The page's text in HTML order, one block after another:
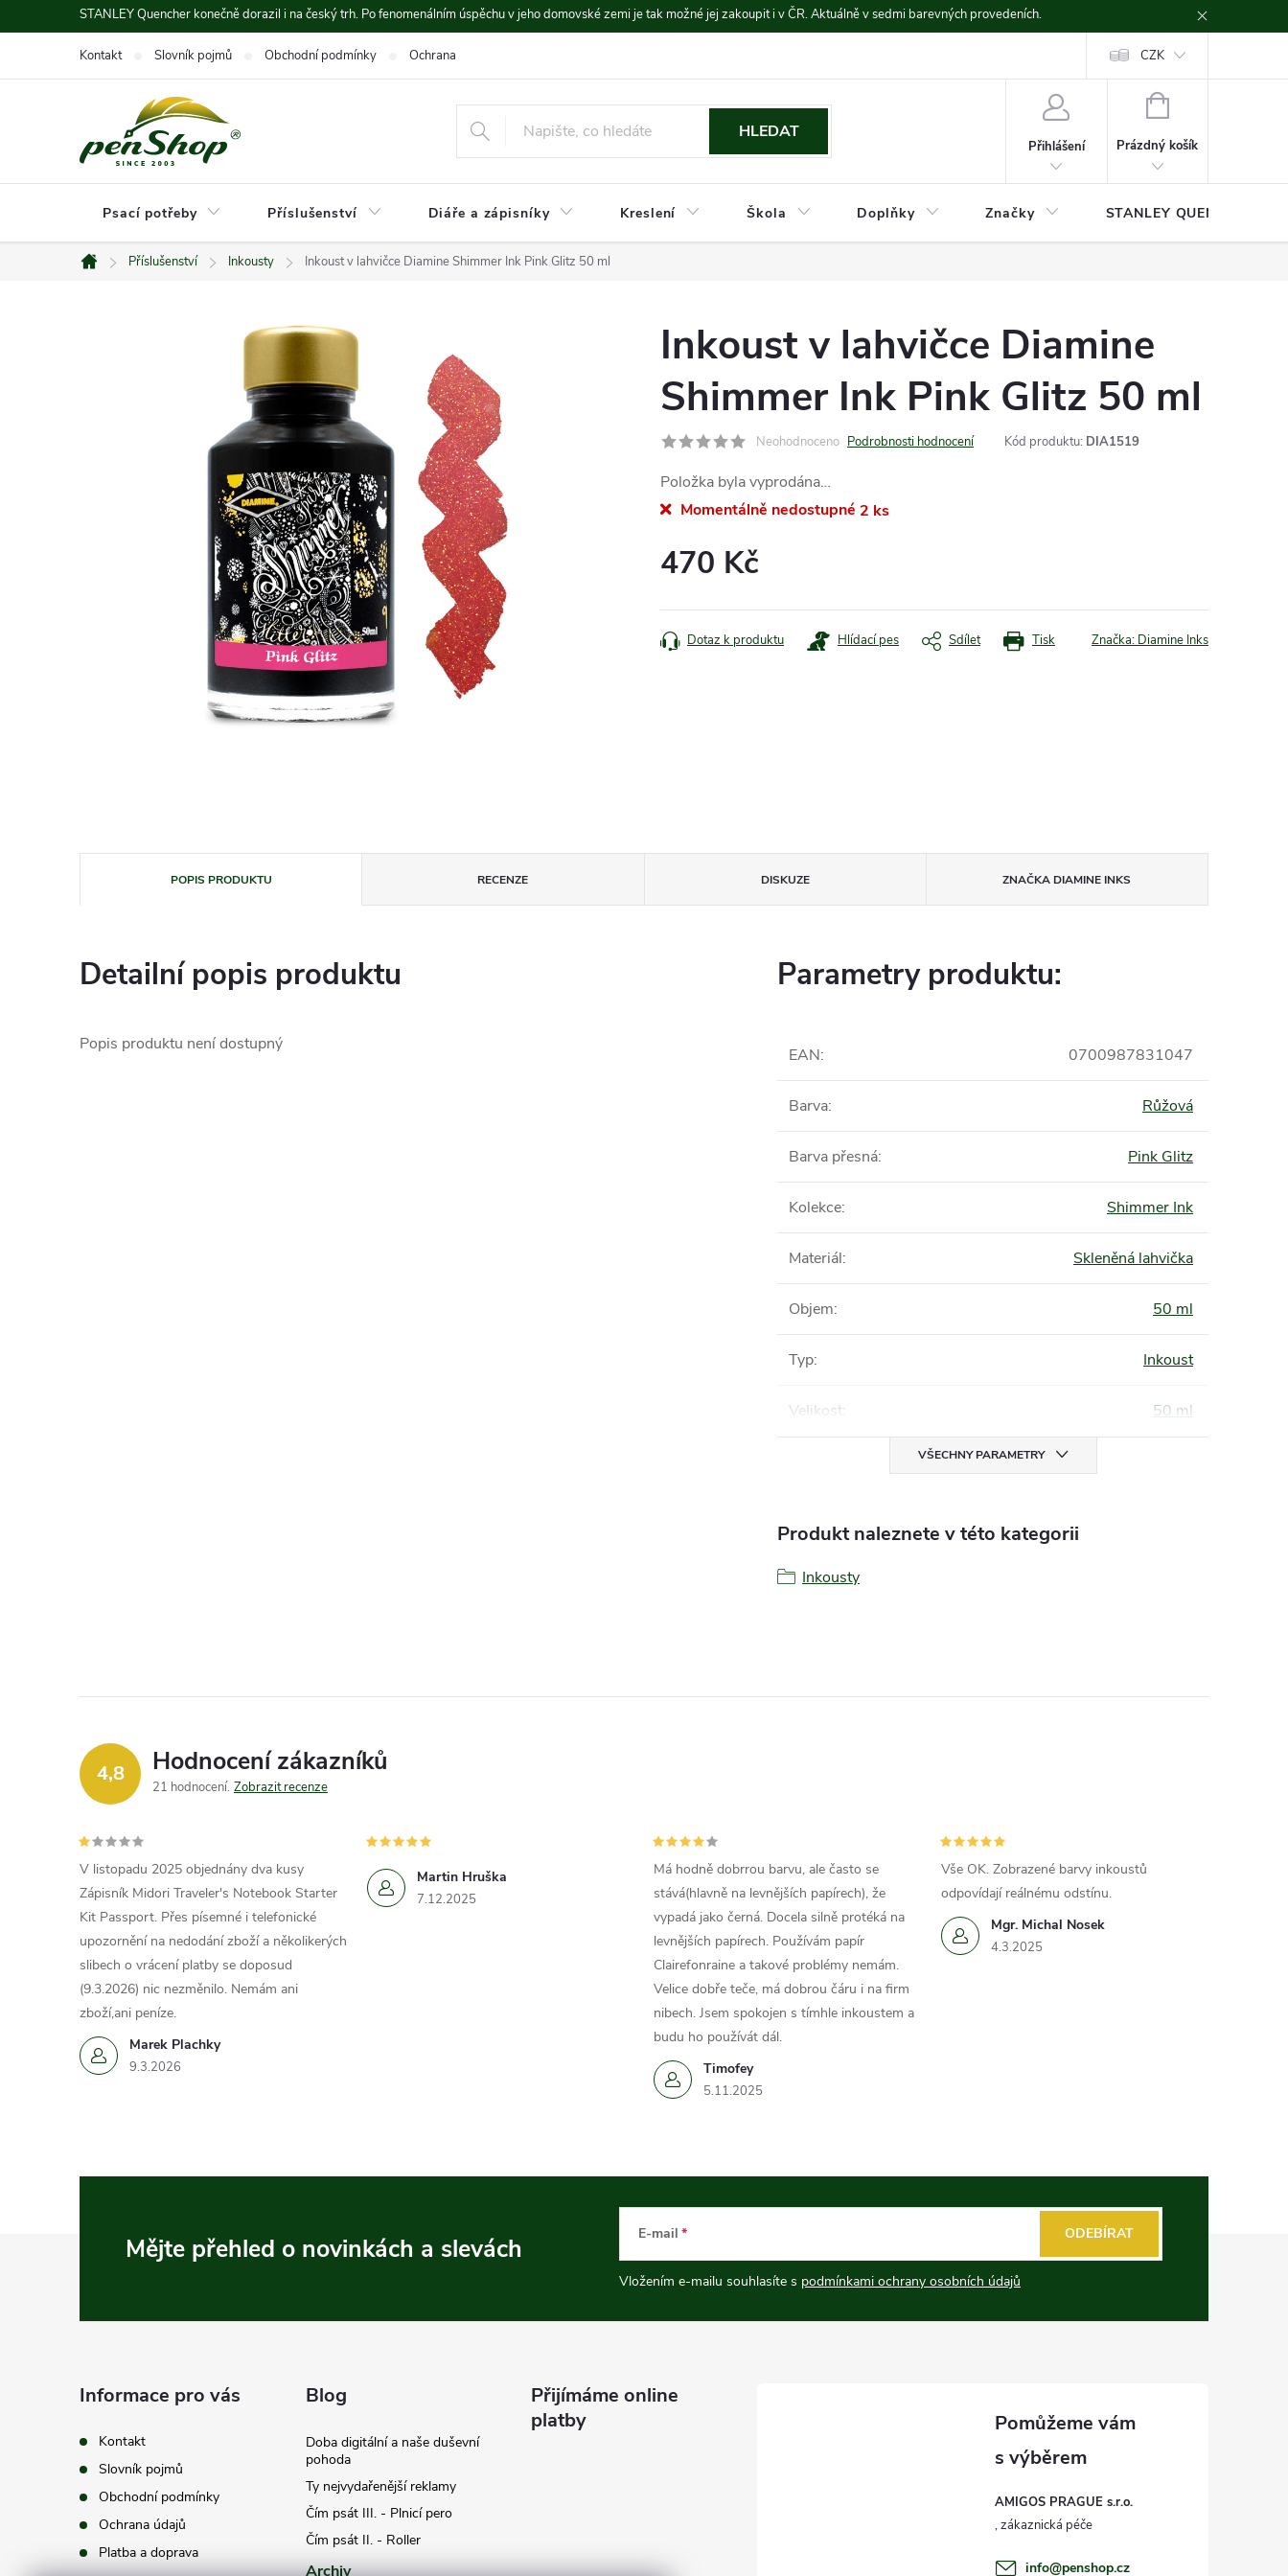
na
STANLEY Quencher konečně dorazil i na český trh. Po fenomenálním úspěchu v jeho domovské zemi je tak možné jej zakoupit i v ČR. Aktuálně v sedmi barevných provedeních.
Kontakt Slovník pojmů Obchodní podmínky Ochrana údajů CZK
HLEDAT
Přihlášení
NÁKUPNÍ
Prázdný košík
Psací potřeby Příslušenství Diáře a zápisníky Kreslení Škola Doplňky Značky STANLEY QUENCHER
Domů
Příslušenství Inkousty Inkoust v lahvičce Diamine Shimmer Ink Pink Glitz 50 ml
Inkoust v lahvičce Diamine
Shimmer Ink Pink Glitz 50 ml
Neohodnoceno Podrobnosti hodnocení Kód produktu: DIA1519
Položka byla vyprodána…
Momentálně nedostupné 2 ks
470 Kč
cena:
Tisk
Dotaz k produktu Hlídací pes Sdílet Značka: Diamine Inks
POPIS PRODUKTU RECENZE DISKUZE ZNAČKA DIAMINE INKS
Detailní popis produktu
Popis produktu není dostupný
Parametry produktu:
EAN: 0700987831047
Barva: Růžová
Barva přesná: Pink Glitz
Kolekce: Shimmer Ink
Materiál: Skleněná lahvička
Objem: 50 ml
Typ: Inkoust
Velikost: 50 ml
VŠECHNY PARAMETRY
Produkt naleznete v této kategorii
Inkousty
4,8 Hodnocení zákazníků
21 hodnocení Zobrazit recenze
Marek Plachky
9.3.2026
V listopadu 2025 objednány dva kusy
Zápisník Midori Traveler's Notebook Starter
Kit Passport. Přes písemné i telefonické
upozornění na nedodání zboží a několikerých
slibech o vrácení platby se doposud
(9.3.2026) nic nezměnilo. Nemám ani
zboží,ani peníze.
Martin Hruška
7.12.2025
Timofey
5.11.2025
Má hodně dobrrou barvu, ale často se
stává(hlavně na levnějších papírech), že
vypadá jako černá. Docela silně protéká na
levnějších papírech. Používám papír
Clairefonraine a takové problémy nemám.
Velice dobře teče, má dobrou čáru i na firm
nibech. Jsem spokojen s tímhle inkoustem a
budu ho používát dál.
Mgr. Michal Nosek
4.3.2025
Vše OK. Zobrazené barvy inkoustů
odpovídají reálnému odstínu.
Mějte přehled o novinkách a slevách E-mail
Vložením e-mailu souhlasíte s podmínkami ochrany osobních údajů
ODEBÍRAT
Informace pro vás
Kontakt
Slovník pojmů
Obchodní podmínky
Ochrana údajů
Platba a doprava
Blog
Doba digitální a naše duševní
pohoda
Ty nejvydařenější reklamy
Čím psát III. - Plnicí pero
Čím psát II. - Roller
Archiv
Přijímáme online
platby
AMIGOS PRAGUE s.r.o.
info@penshop.cz